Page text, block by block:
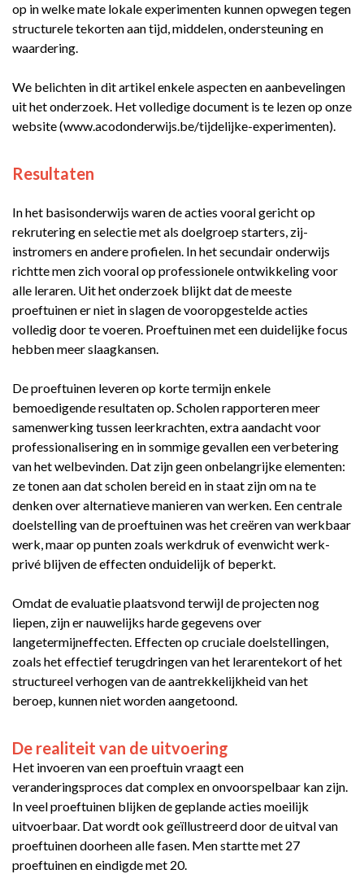
op in welke mate lokale experimenten kunnen opwegen tegen
structurele tekorten aan tijd, middelen, ondersteuning en
waardering.
We belichten in dit artikel enkele aspecten en aanbevelingen
uit het onderzoek. Het volledige document is te lezen op onze
website (www.acodonderwijs.be/tijdelijke-experimenten).
Resultaten
In het basisonderwijs waren de acties vooral gericht op
rekrutering en selectie met als doelgroep starters, zij-
instromers en andere profielen. In het secundair onderwijs
richtte men zich vooral op professionele ontwikkeling voor
alle leraren. Uit het onderzoek blijkt dat de meeste
proeftuinen er niet in slagen de vooropgestelde acties
volledig door te voeren. Proeftuinen met een duidelijke focus
hebben meer slaagkansen.
De proeftuinen leveren op korte termijn enkele
bemoedigende resultaten op. Scholen rapporteren meer
samenwerking tussen leerkrachten, extra aandacht voor
professionalisering en in sommige gevallen een verbetering
van het welbevinden. Dat zijn geen onbelangrijke elementen:
ze tonen aan dat scholen bereid en in staat zijn om na te
denken over alternatieve manieren van werken. Een centrale
doelstelling van de proeftuinen was het creëren van werkbaar
werk, maar op punten zoals werkdruk of evenwicht werk-
privé blijven de effecten onduidelijk of beperkt.
Omdat de evaluatie plaatsvond terwijl de projecten nog
liepen, zijn er nauwelijks harde gegevens over
langetermijneffecten. Effecten op cruciale doelstellingen,
zoals het effectief terugdringen van het lerarentekort of het
structureel verhogen van de aantrekkelijkheid van het
beroep, kunnen niet worden aangetoond.
De realiteit van de uitvoering
Het invoeren van een proeftuin vraagt een
veranderingsproces dat complex en onvoorspelbaar kan zijn.
In veel proeftuinen blijken de geplande acties moeilijk
uitvoerbaar. Dat wordt ook geïllustreerd door de uitval van
proeftuinen doorheen alle fasen. Men startte met 27
proeftuinen en eindigde met 20.